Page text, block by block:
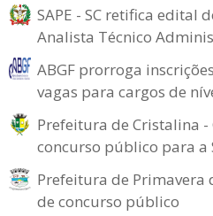
SAPE - SC retifica edital
Analista Técnico
ABGF prorroga
vagas para cargos de
Prefeitura de Cristalina
concurso público para a
Prefeitura de Primavera
de concurso público